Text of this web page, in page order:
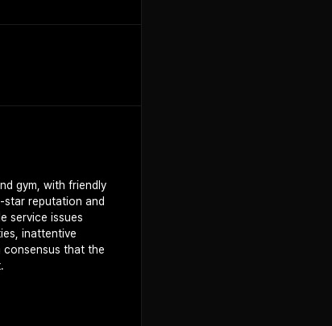
gym, with friendly
reputation and
service issues
inattentive
consensus that the